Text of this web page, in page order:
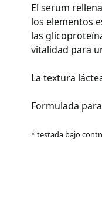
El serum
los elementos
las
vitalidad para
La textura
Formulada
* testada bajo